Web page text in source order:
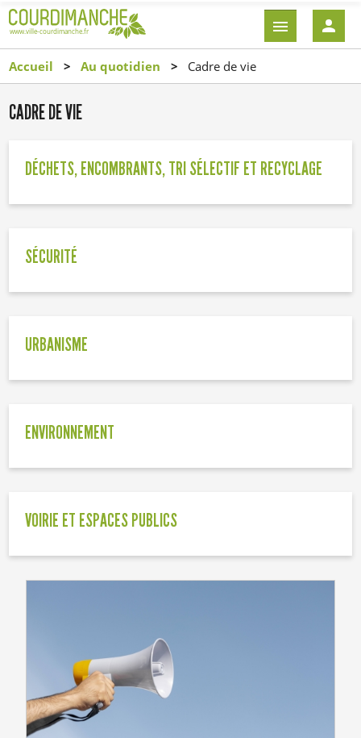
contenu
principal
EN-
TÊTE
Accueil Au quotidien Cadre de vie
CADRE DE VIE
DÉCHETS, ENCOMBRANTS, TRI SÉLECTIF ET RECYCLAGE
SÉCURITÉ
URBANISME
ENVIRONNEMENT
VOIRIE ET ESPACES PUBLICS